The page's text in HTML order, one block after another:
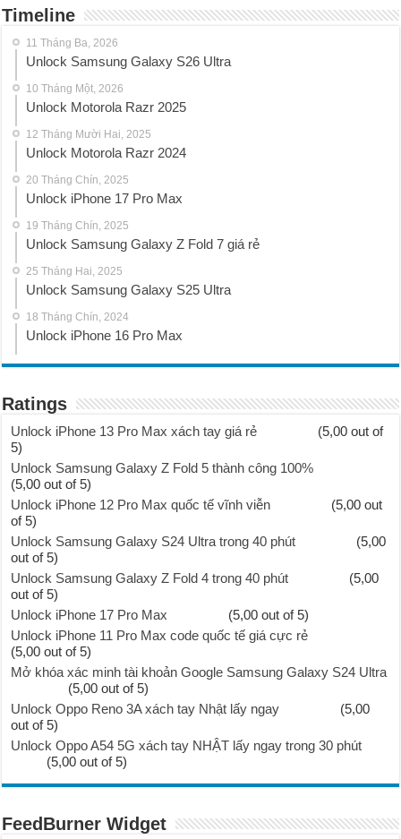
Timeline
11 Tháng Ba, 2026
Unlock Samsung Galaxy S26 Ultra
10 Tháng Một, 2026
Unlock Motorola Razr 2025
12 Tháng Mười Hai, 2025
Unlock Motorola Razr 2024
20 Tháng Chín, 2025
Unlock iPhone 17 Pro Max
19 Tháng Chín, 2025
Unlock Samsung Galaxy Z Fold 7 giá rẻ
25 Tháng Hai, 2025
Unlock Samsung Galaxy S25 Ultra
18 Tháng Chín, 2024
Unlock iPhone 16 Pro Max
Ratings
Unlock iPhone 13 Pro Max xách tay giá rẻ
(5,00 out of
5)
Unlock Samsung Galaxy Z Fold 5 thành công 100%
(5,00 out of 5)
Unlock iPhone 12 Pro Max quốc tế vĩnh viễn
(5,00 out
of 5)
Unlock Samsung Galaxy S24 Ultra trong 40 phút
(5,00
out of 5)
Unlock Samsung Galaxy Z Fold 4 trong 40 phút
(5,00
out of 5)
Unlock iPhone 17 Pro Max
(5,00 out of 5)
Unlock iPhone 11 Pro Max code quốc tế giá cực rẻ
(5,00 out of 5)
Mở khóa xác minh tài khoản Google Samsung Galaxy S24 Ultra
(5,00 out of 5)
Unlock Oppo Reno 3A xách tay Nhật lấy ngay
(5,00
out of 5)
Unlock Oppo A54 5G xách tay NHẬT lấy ngay trong 30 phút
(5,00 out of 5)
FeedBurner Widget